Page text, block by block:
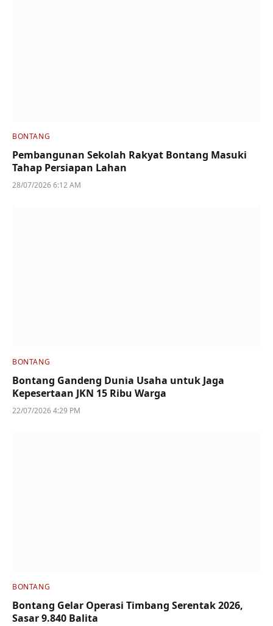
BONTANG
Pembangunan Sekolah Rakyat Bontang Masuki
Tahap Persiapan Lahan
28/07/2026 6:12 AM
BONTANG
Bontang Gandeng Dunia Usaha untuk Jaga
Kepesertaan JKN 15 Ribu Warga
22/07/2026 4:29 PM
BONTANG
Bontang Gelar Operasi Timbang Serentak 2026,
Sasar 9.840 Balita